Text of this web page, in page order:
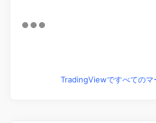
TradingViewですべてのマ